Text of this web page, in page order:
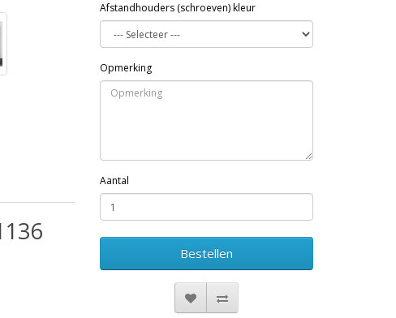
Afstandhouders (schroeven) kleur
Opmerking
Aantal
Bestellen